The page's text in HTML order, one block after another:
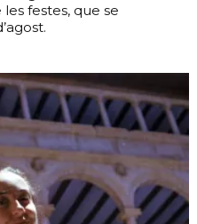
les festes, que se